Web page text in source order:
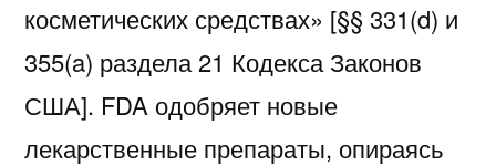
косметических средствах» [§§ 331(d) и
355(a) раздела 21 Кодекса Законов
США]. FDA одобряет новые
лекарственные препараты, опираясь